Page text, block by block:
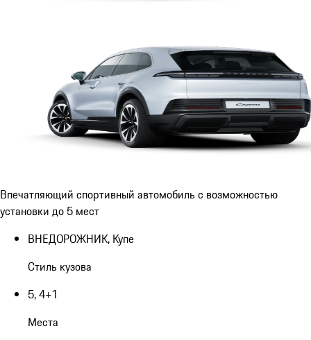
Впечатляющий спортивный автомобиль с возможностью
установки до 5 мест
ВНЕДОРОЖНИК, Купе
Стиль кузова
5, 4+1
Места